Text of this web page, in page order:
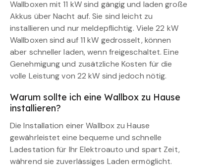
Wallboxen mit 11 kW sind gängig und laden große
Akkus über Nacht auf. Sie sind leicht zu
installieren und nur meldepflichtig. Viele 22 kW
Wallboxen sind auf 11 kW gedrosselt, können
aber schneller laden, wenn freigeschaltet. Eine
Genehmigung und zusätzliche Kosten für die
volle Leistung von 22 kW sind jedoch nötig.
Warum sollte ich eine Wallbox zu Hause
installieren?
Die Installation einer Wallbox zu Hause
gewährleistet eine bequeme und schnelle
Ladestation für Ihr Elektroauto und spart Zeit,
während sie zuverlässiges Laden ermöglicht.